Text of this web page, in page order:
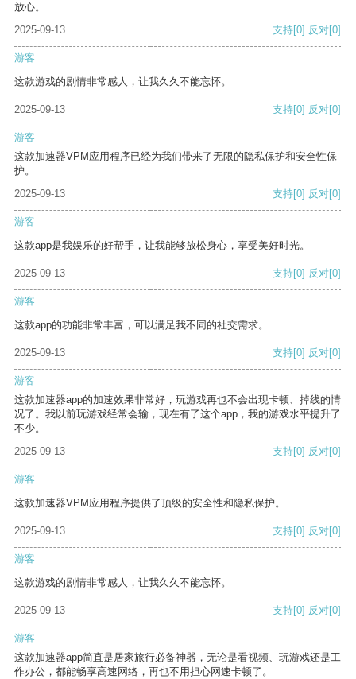
放心。
2025-09-13
支持[0] 反对[0]
游客
这款游戏的剧情非常感人，让我久久不能忘怀。
2025-09-13 支持[0] 反对[0]
游客
这款加速器VPM应用程序已经为我们带来了无限的隐私保护和安全性保
护。
2025-09-13
支持[0] 反对[0]
游客
这款app是我娱乐的好帮手，让我能够放松身心，享受美好时光。
2025-09-13 支持[0] 反对[0]
游客
这款app的功能非常丰富，可以满足我不同的社交需求。
2025-09-13 支持[0] 反对[0]
游客
这款加速器app的加速效果非常好，玩游戏再也不会出现卡顿、掉线的情
况了。我以前玩游戏经常会输，现在有了这个app，我的游戏水平提升了
不少。
2025-09-13
支持[0] 反对[0]
游客
这款加速器VPM应用程序提供了顶级的安全性和隐私保护。
2025-09-13 支持[0] 反对[0]
游客
这款游戏的剧情非常感人，让我久久不能忘怀。
2025-09-13 支持[0] 反对[0]
游客
这款加速器app简直是居家旅行必备神器，无论是看视频、玩游戏还是工
作办公，都能畅享高速网络，再也不用担心网速卡顿了。